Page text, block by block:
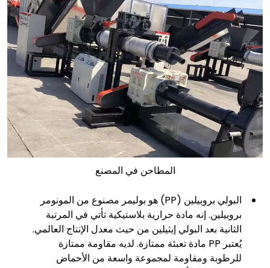
المطاحن في المصنع
البولي بروبيلين (PP) هو بوليمر مصنوع من المونومر
بروبيلين. إنه مادة حرارية بلاستيكية تأتي في المرتبة
الثانية بعد البولي إيثيلين من حيث معدل الإنتاج العالمي.
يُعتبر PP مادة تعبئة ممتازة. لديه مقاومة ممتازة
للرطوبة ومقاومة لمجموعة واسعة من الأحماض